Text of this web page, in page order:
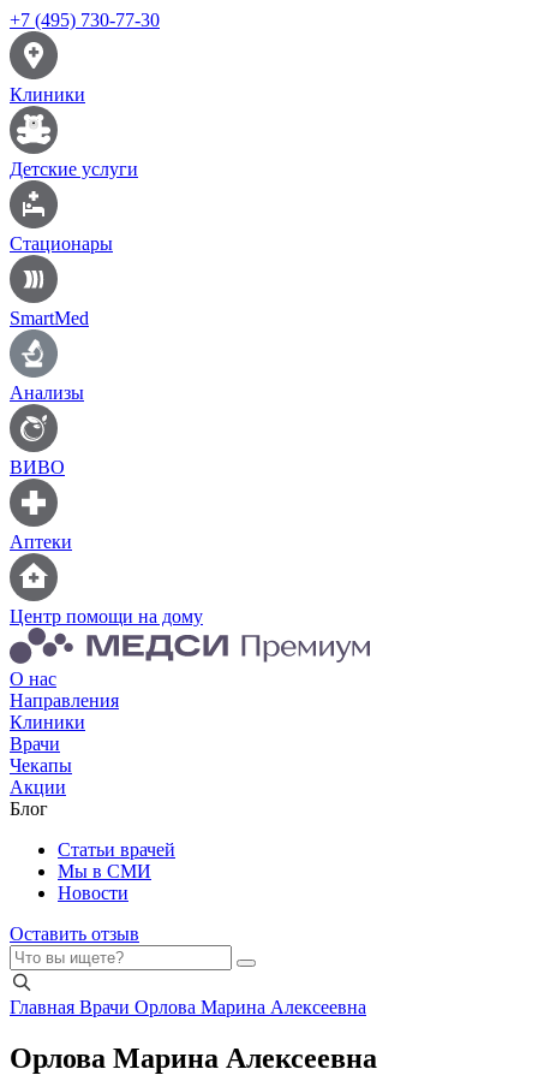
+7 (495) 730-77-30
Клиники
Детские услуги
Стационары
SmartMed
Анализы
ВИВО
Аптеки
Центр помощи на дому
О нас
Направления
Клиники
Врачи
Чекапы
Акции
Блог
Статьи врачей
Мы в СМИ
Новости
Оставить отзыв
Главная Врачи Орлова Марина Алексеевна
Орлова Марина Алексеевна